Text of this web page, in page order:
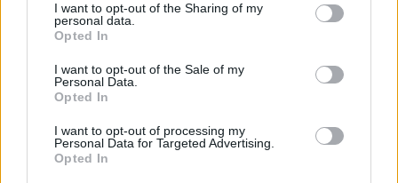
I want to opt-out of the Sharing of my
personal data.
Opted In
I want to opt-out of the Sale of my
Personal Data.
Opted In
I want to opt-out of processing my
Personal Data for Targeted Advertising.
Opted In